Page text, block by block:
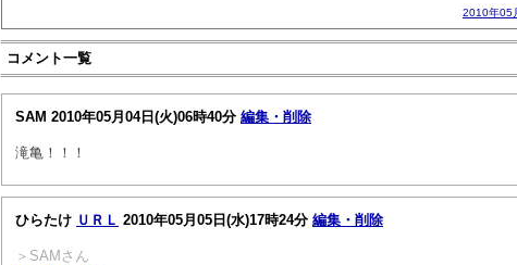
2010年05
コメント一覧
SAM 2010年05月04日(火)06時40分 編集・削除
滝亀！！！
ひらたけ ＵＲＬ 2010年05月05日(水)17時24分 編集・削除
＞SAMさん